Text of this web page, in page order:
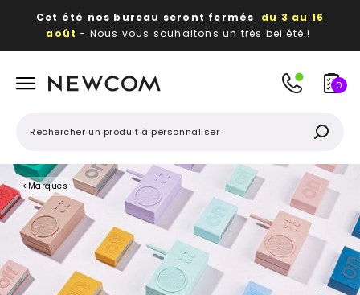
Cet été nos bureau seront fermés du 3 au 16
août - Nous vous souhaitons un très bel été !
publicitaires
0
< Marques